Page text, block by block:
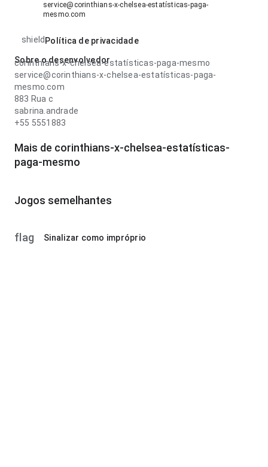
service@corinthians-x-chelsea-estatísticas-paga-
mesmo.com
shield Política de privacidade
Sobre o desenvolvedor
corinthians-x-chelsea-estatísticas-paga-mesmo
service@corinthians-x-chelsea-estatísticas-paga-
mesmo.com
883 Rua c
sabrina.andrade
+55 5551883
Mais de corinthians-x-chelsea-estatísticas-
paga-mesmo
Jogos semelhantes
flag Sinalizar como impróprio